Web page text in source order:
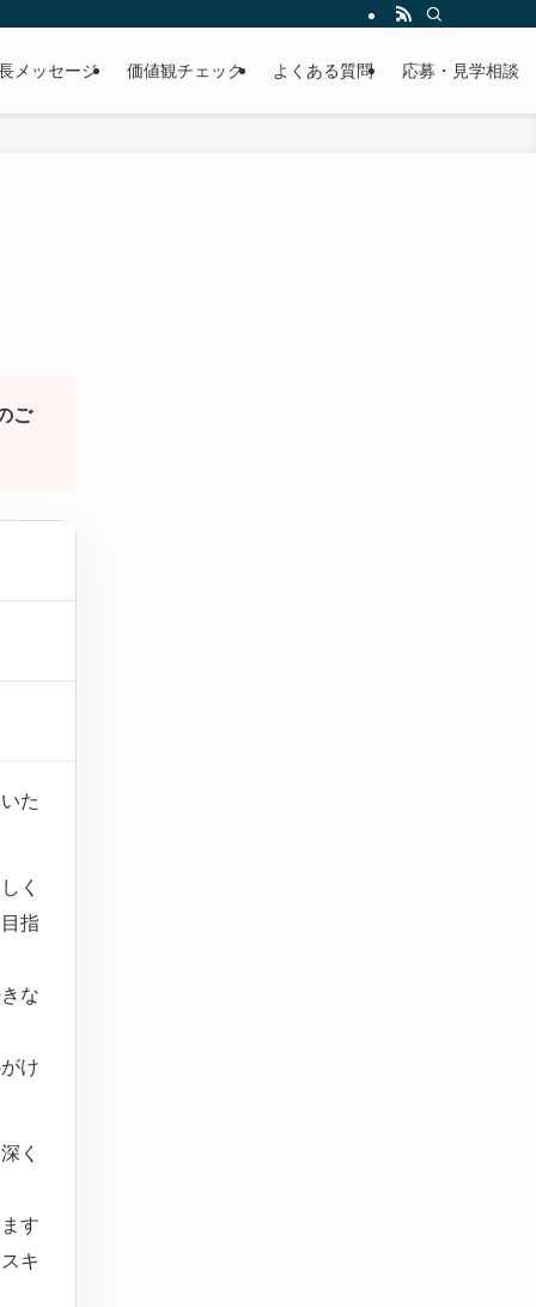
メッセージ 価値観チェック よくある質問 応募・見学相談
ご
た
く
指
な
け
く
す
キ